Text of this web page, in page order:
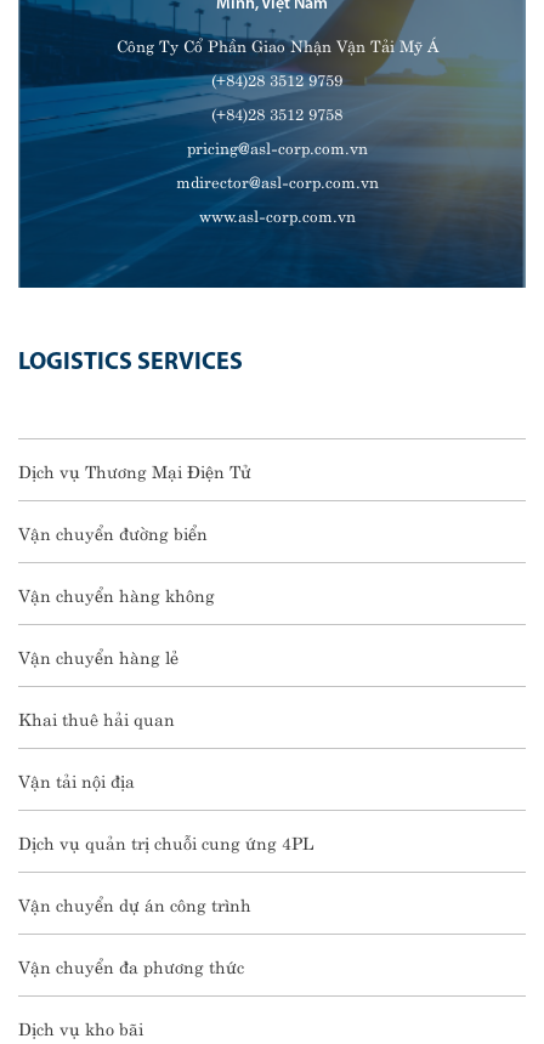
Minh, Việt Nam
Công Ty Cổ Phần Giao Nhận Vận Tải Mỹ Á
(+84)28 3512 9759
(+84)28 3512 9758
pricing@asl-corp.com.vn
mdirector@asl-corp.com.vn
www.asl-corp.com.vn
LOGISTICS SERVICES
Dịch vụ Thương Mại Điện Tử
Vận chuyển đường biển
Vận chuyển hàng không
Vận chuyển hàng lẻ
Khai thuê hải quan
Vận tải nội địa
Dịch vụ quản trị chuỗi cung ứng 4PL
Vận chuyển dự án công trình
Vận chuyển đa phương thức
Dịch vụ kho bãi